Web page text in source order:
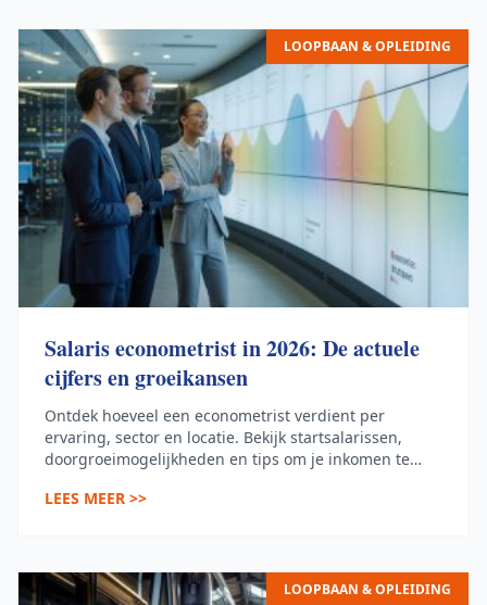
LOOPBAAN & OPLEIDING
Salaris econometrist in 2026: De actuele
cijfers en groeikansen
Ontdek hoeveel een econometrist verdient per
ervaring, sector en locatie. Bekijk startsalarissen,
doorgroeimogelijkheden en tips om je inkomen te
LEES MEER >>
LOOPBAAN & OPLEIDING